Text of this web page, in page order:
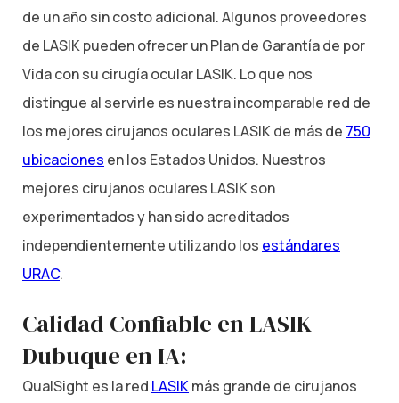
de un año sin costo adicional. Algunos proveedores
de LASIK pueden ofrecer un Plan de Garantía de por
Vida con su cirugía ocular LASIK. Lo que nos
distingue al servirle es nuestra incomparable red de
los mejores cirujanos oculares LASIK de más de 750
ubicaciones en los Estados Unidos. Nuestros
mejores cirujanos oculares LASIK son
experimentados y han sido acreditados
independientemente utilizando los estándares
URAC.
Calidad Confiable en LASIK
Dubuque en IA:
QualSight es la red LASIKmás grande de cirujanos